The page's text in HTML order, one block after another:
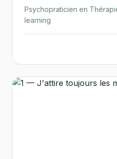
Psychopraticien en
learning